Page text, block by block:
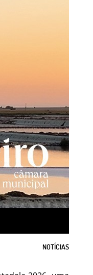
NOTÍCIAS